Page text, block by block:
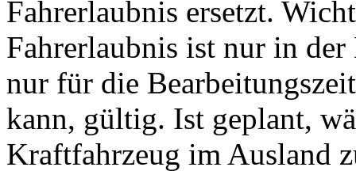
Fahrerlaubnis ersetzt.
Fahrerlaubnis ist nur in
nur für die
kann, gültig. Ist geplant,
Kraftfahrzeug im Ausland